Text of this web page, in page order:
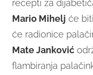
recepti za
Mario Mihelj će
će radionice
Mate Janković
flambiranja